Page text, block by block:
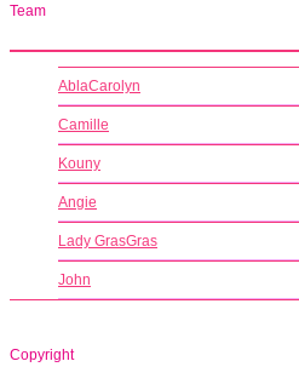
Team
AblaCarolyn
Camille
Kouny
Angie
Lady GrasGras
John
Copyright